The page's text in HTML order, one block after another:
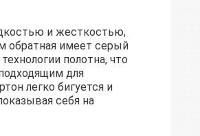
и жесткостью,
обратная имеет серый
полотна, что
для
легко бигуется и
себя на